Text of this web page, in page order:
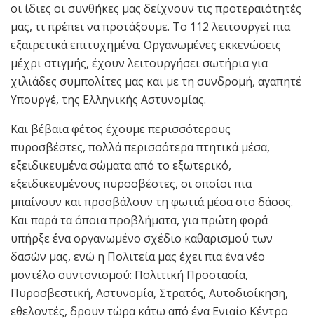
οι ίδιες οι συνθήκες μας δείχνουν τις προτεραιότητές
μας, τι πρέπει να προτάξουμε. Το 112 λειτουργεί πια
εξαιρετικά επιτυχημένα. Οργανωμένες εκκενώσεις
μέχρι στιγμής, έχουν λειτουργήσει σωτήρια για
χιλιάδες συμπολίτες μας και με τη συνδρομή, αγαπητέ
Υπουργέ, της Ελληνικής Αστυνομίας.
Και βέβαια φέτος έχουμε περισσότερους
πυροσβέστες, πολλά περισσότερα πτητικά μέσα,
εξειδικευμένα σώματα από το εξωτερικό,
εξειδικευμένους πυροσβέστες, οι οποίοι πια
μπαίνουν και προσβάλουν τη φωτιά μέσα στο δάσος.
Και παρά τα όποια προβλήματα, για πρώτη φορά
υπήρξε ένα οργανωμένο σχέδιο καθαρισμού των
δασών μας, ενώ η Πολιτεία μας έχει πια ένα νέο
μοντέλο συντονισμού: Πολιτική Προστασία,
Πυροσβεστική, Αστυνομία, Στρατός, Αυτοδιοίκηση,
εθελοντές, δρουν τώρα κάτω από ένα Ενιαίο Κέντρο